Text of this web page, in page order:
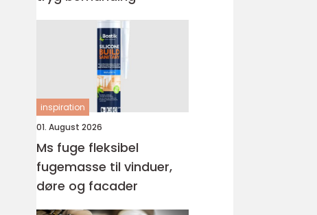
inspiration
01. August 2026
Ms fuge fleksibel
fugemasse til vinduer,
døre og facader